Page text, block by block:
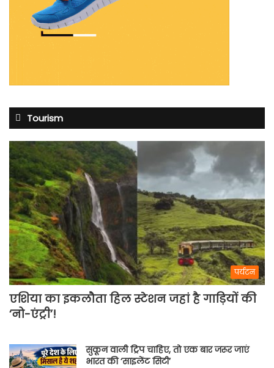
Tourism
पर्यटन
एशिया का इकलौता हिल स्टेशन जहां है गाड़ियों की
‘नो-एंट्री’!
सुकून वाली ट्रिप चाहिए, तो एक बार जरूर जाएं
भारत की ‘साइलेंट सिटी’